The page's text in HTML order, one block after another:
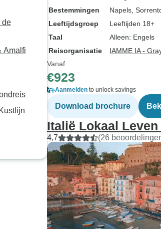
de
Amalfi
Bestemmingen
Napels ,
Leeftijdsgroep
Leeftijden 18+
Taal
Alleen: Engels
Reisorganisatie
IAMME IA -
Vanaf
€923
Aanmelden to unlock savings
Download brochure
Italië Lokaal
4,7 (26